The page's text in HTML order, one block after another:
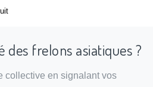
des frelons asiatiques ?
collective en signalant vos